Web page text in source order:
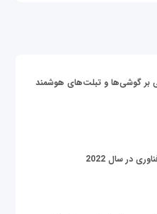
بر گوشی‌ها و تبلت‌های هوشمند